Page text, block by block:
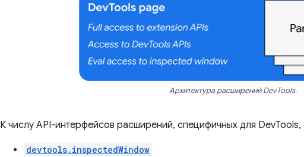
Архитектура расширений DevTools.
К числу API-интерфейсов расширений, специфичных для
devtools.inspectedWindow